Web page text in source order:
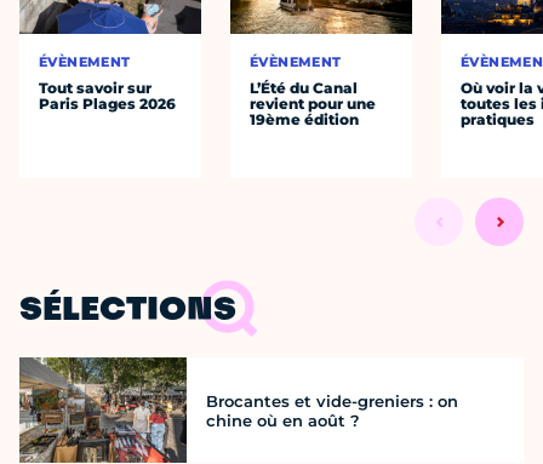
ÉVÈNEMENT
Tout savoir sur
Paris Plages 2026
ÉVÈNEMENT
L’Été du Canal
revient pour une
19ème édition
Où voir la
toutes les
pratiques
SÉLECTIONS
Brocantes et vide-greniers : on
chine où en août ?